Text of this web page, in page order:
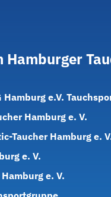
Hamburger
Hamburg e.V.
Hamburg e. V.
Taucher Hamburg e.
e. V.
e. V.